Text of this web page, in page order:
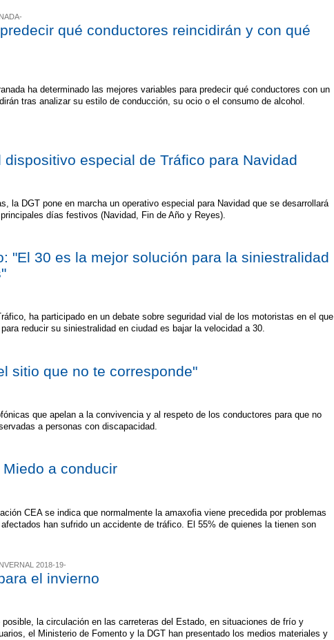
qué conductores reincidirán y con qué
ha determinado las mejores variables para predecir qué conductores con un
tras analizar su estilo de conducción, su ocio o el consumo de alcohol.
dispositivo especial de Tráfico para Navidad
la DGT pone en marcha un operativo especial para Navidad que se desarrollará
días festivos (Navidad, Fin de Año y Reyes).
"El 30 es la mejor solución para la siniestralidad
ha participado en un debate sobre seguridad vial de los motoristas en el que
reducir su siniestralidad en ciudad es bajar la velocidad a 30.
sitio que no te corresponde"
que apelan a la convivencia y al respeto de los conductores para que no
a personas con discapacidad.
a conducir
CEA se indica que normalmente la amaxofia viene precedida por problemas
han sufrido un accidente de tráfico. El 55% de quienes la tienen son
2018-19-
el invierno
posible, la circulación en las carreteras del Estado, en situaciones de frío y
el Ministerio de Fomento y la DGT han presentado los medios materiales y